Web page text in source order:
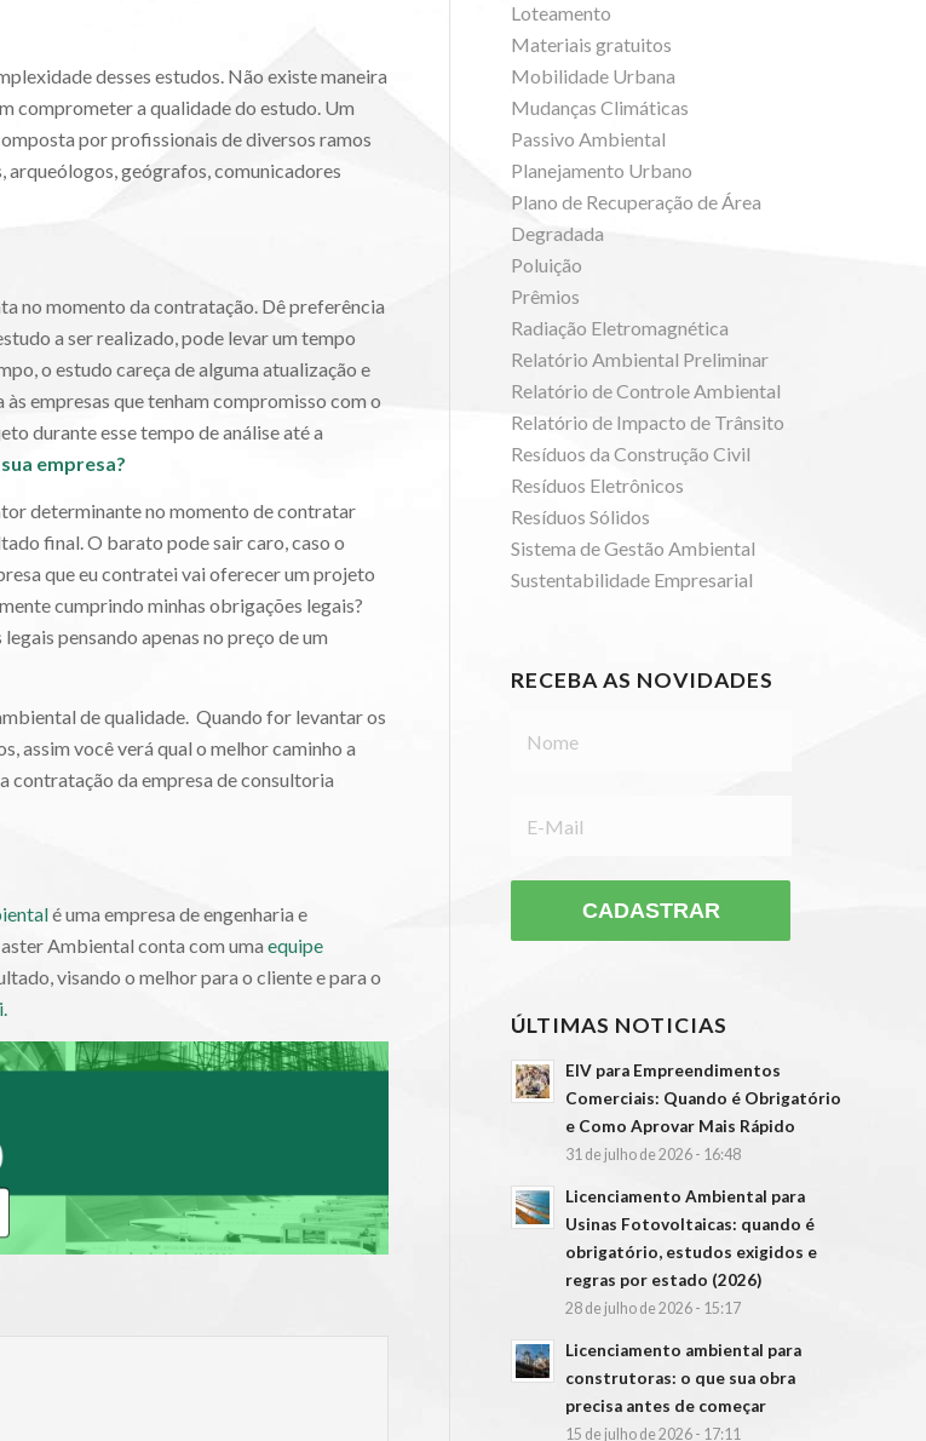
desses estudos. Não existe maneira
comprometer a qualidade do estudo. Um
por profissionais de diversos ramos
geógrafos, comunicadores
no momento da contratação. Dê preferência
a ser realizado, pode levar um tempo
o estudo careça de alguma atualização e
empresas que tenham compromisso com o
durante esse tempo de análise até a
empresa?
determinante no momento de contratar
final. O barato pode sair caro, caso o
que eu contratei vai oferecer um projeto
cumprindo minhas obrigações legais?
pensando apenas no preço de um
de qualidade. Quando for levantar os
assim você verá qual o melhor caminho a
contratação da empresa de consultoria
é uma empresa de engenharia e
Ambiental conta com uma equipe
visando o melhor para o cliente e para o
Loteamento
Materiais gratuitos
Mobilidade Urbana
Mudanças Climáticas
Passivo Ambiental
Planejamento Urbano
Plano de Recuperação de Área
Degradada
Poluição
Prêmios
Radiação Eletromagnética
Relatório Ambiental Preliminar
Relatório de Controle Ambiental
Relatório de Impacto de Trânsito
Resíduos da Construção Civil
Resíduos Eletrônicos
Resíduos Sólidos
Sistema de Gestão Ambiental
Sustentabilidade Empresarial
RECEBA AS NOVIDADES
ÚLTIMAS NOTICIAS
EIV para Empreendimentos
Comerciais: Quando é Obrigatório
e Como Aprovar Mais Rápido
31 de julho de 2026 - 16:48
Licenciamento Ambiental para
Usinas Fotovoltaicas: quando é
obrigatório, estudos exigidos e
regras por estado (2026)
28 de julho de 2026 - 15:17
Licenciamento ambiental para
construtoras: o que sua obra
precisa antes de começar
15 de julho de 2026 - 17:11